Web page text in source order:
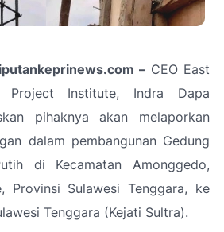
– CEO East
Project Institute, Indra Dapa
pihaknya akan melaporkan
dalam pembangunan Gedung
di Kecamatan Amonggedo,
Provinsi Sulawesi Tenggara, ke
Tenggara (Kejati Sultra).